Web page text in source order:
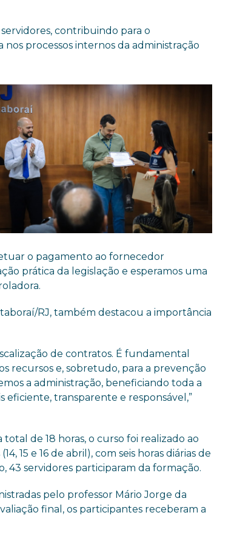
contribuindo para o
processos internos da administração
o pagamento ao fornecedor
prática da legislação e esperamos uma
RJ, também destacou a importância
de contratos. É fundamental
recursos e, sobretudo, para a prevenção
a administração, beneficiando toda a
eficiente, transparente e responsável,”
total de 18 horas, o curso foi realizado ao
15 e 16 de abril), com seis horas diárias de
43 servidores participaram da formação.
pelo professor Mário Jorge da
final, os participantes receberam a